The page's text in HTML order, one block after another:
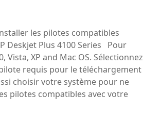
les pilotes compatibles
Deskjet Plus 4100 Series Pour
Vista, XP and Mac OS. Sélectionnez
requis pour le téléchargement
choisir votre système pour ne
pilotes compatibles avec votre